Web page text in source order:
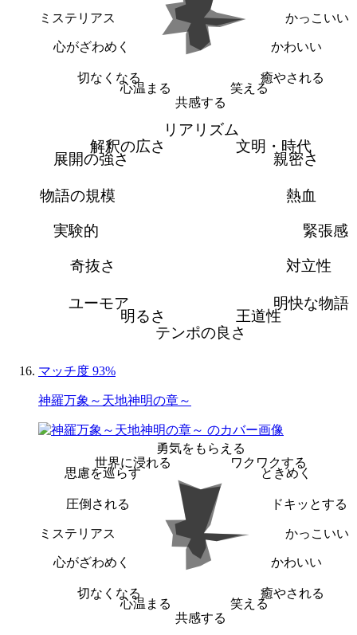
かっこいい
かわいい
癒やされる
笑える
共感する
心温まる
切なくなる
心がざわめく
ミステリアス
リアリズム
文明・時代
親密さ
熱血
緊張感
対立性
明快な物語
王道性
テンポの良さ
明るさ
ユーモア
奇抜さ
実験的
物語の規模
展開の強さ
解釈の広さ
マッチ度 93%
神羅万象～天地神明の章～
勇気をもらえる
ワクワクする
ときめく
ドキッとする
かっこいい
かわいい
癒やされる
笑える
共感する
心温まる
切なくなる
心がざわめく
ミステリアス
圧倒される
思慮を巡らす
世界に浸れる